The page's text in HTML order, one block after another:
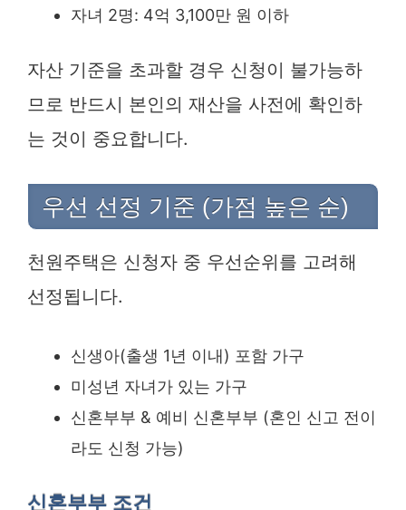
자녀 2명: 4억 3,100만 원 이하
자산 기준을 초과할 경우 신청이 불가능하
므로 반드시 본인의 재산을 사전에 확인하
는 것이 중요합니다.
우선 선정 기준 (가점 높은 순)
천원주택은 신청자 중 우선순위를 고려해
선정됩니다.
신생아(출생 1년 이내) 포함 가구
미성년 자녀가 있는 가구
신혼부부 & 예비 신혼부부 (혼인 신고 전이
라도 신청 가능)
신혼부부 조건